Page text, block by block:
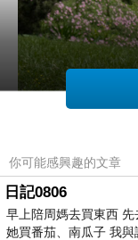
你可能感興趣的文章
日記0806
早上陪周媽去買東西
她買番茄、南瓜子 我與